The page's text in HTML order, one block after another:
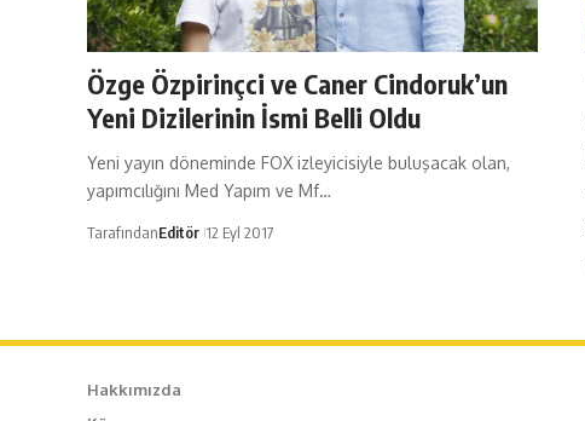
Özge Özpirinçci ve Caner Cindoruk’un
Yeni Dizilerinin İsmi Belli Oldu
Yeni yayın döneminde FOX izleyicisiyle buluşacak olan,
yapımcılığını Med Yapım ve Mf…
TarafındanEditör 12 Eyl 2017
Hakkımızda